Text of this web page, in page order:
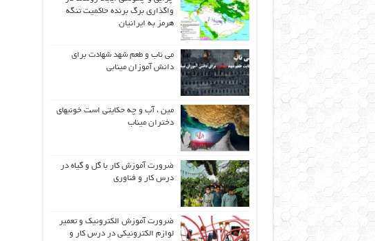
واگذاری برگ برنده حاکمیت تنگه
هرمز به ایرانیان
می ناب و طعم شهد شهادت برای
دانش آموزان مینابی
مین ، آب و چه حکایتی است خونبهای
دختران میناب
ضرورت آموزش کار با گل و گیاه در
درس کار و فناوری
ضرورت آموزش الکترونیک و تعمیر
لوازم الکترونیکی در درس کار و